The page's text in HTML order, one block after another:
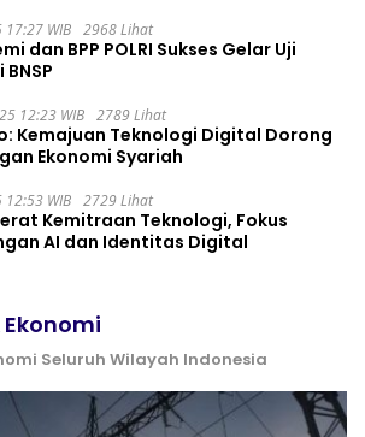
WIB 2968 Lihat
dan BPP POLRI Sukses Gelar Uji
12:23 WIB 2789 Lihat
Kemajuan Teknologi Digital Dorong
Ekonomi Syariah
WIB 2729 Lihat
Kemitraan Teknologi, Fokus
AI dan Identitas Digital
Seluruh Wilayah Indonesia